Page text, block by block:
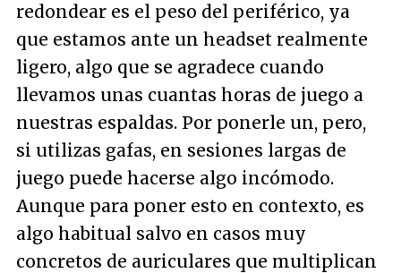
redondear es el peso del periférico, ya
que estamos ante un headset realmente
ligero, algo que se agradece cuando
llevamos unas cuantas horas de juego a
nuestras espaldas. Por ponerle un, pero,
si utilizas gafas, en sesiones largas de
juego puede hacerse algo incómodo.
Aunque para poner esto en contexto, es
algo habitual salvo en casos muy
concretos de auriculares que multiplican